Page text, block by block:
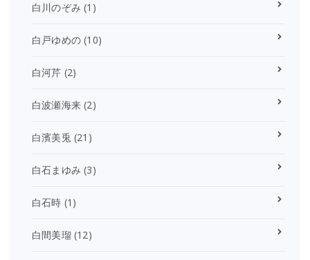
白川のぞみ (1)
白戸ゆめの (10)
白河芹 (2)
白波瀬海来 (2)
白濱美兎(21)
白石まゆみ (3)
白石時 (1)
白間美瑠(12)